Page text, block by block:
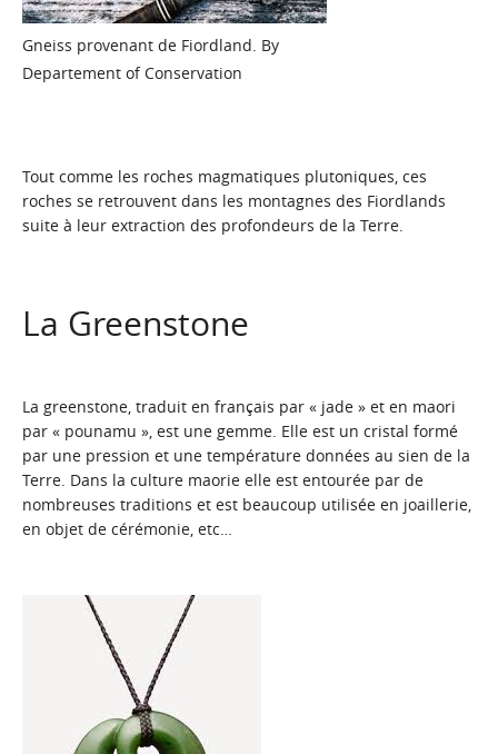
Gneiss provenant de Fiordland. By
Departement of Conservation
Tout comme les roches magmatiques plutoniques, ces
roches se retrouvent dans les montagnes des Fiordlands
suite à leur extraction des profondeurs de la Terre.
La Greenstone
La greenstone, traduit en français par « jade » et en maori
par « pounamu », est une gemme. Elle est un cristal formé
par une pression et une température données au sien de la
Terre. Dans la culture maorie elle est entourée par de
nombreuses traditions et est beaucoup utilisée en joaillerie,
en objet de cérémonie, etc…